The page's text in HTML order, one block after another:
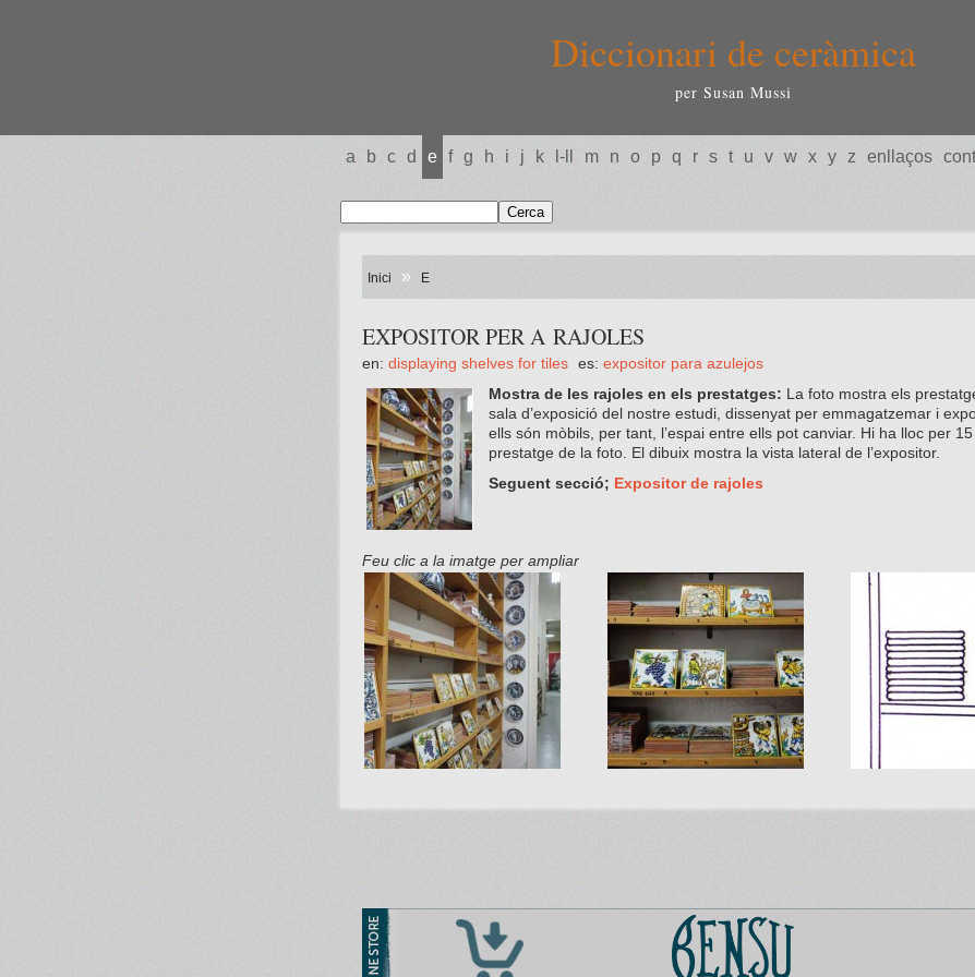
Diccionari de ceràmica
per Susan Mussi
a b c d e f g h i j k l-ll m n o p q r s t u v w x y z enllaços
Inici » E
EXPOSITOR PER A RAJOLES
en: displaying shelves for tiles es: expositor para azulejos
Mostra de les rajoles en els prestatges: La foto mostra els
sala d’exposició del nostre estudi, dissenyat per emmagatzemar i
ells són mòbils, per tant, l’espai entre ells pot canviar. Hi ha lloc per
prestatge de la foto. El dibuix mostra la vista lateral de l’expositor.
Seguent secció; Expositor de rajoles
Feu clic a la imatge per ampliar